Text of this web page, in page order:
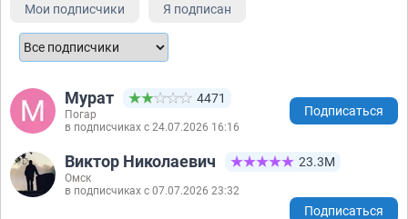
Мои подписчики Я подписан
Мурат 4471
Погар
в подписчиках с 24.07.2026 16:16
Подписаться
Виктор Николаевич 23.3М
Омск
в подписчиках с 07.07.2026 23:32
Подписаться